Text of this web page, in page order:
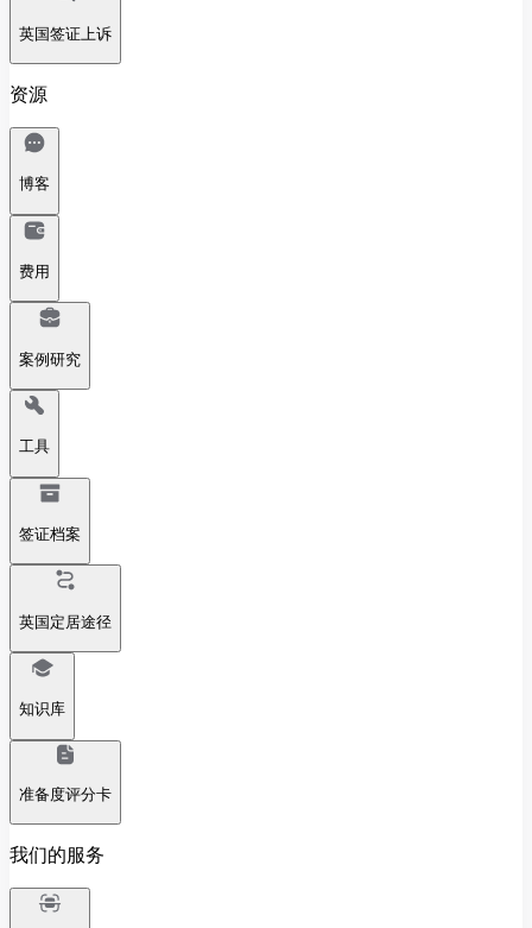
英国签证上诉
资源
博客
费用
案例研究
工具
签证档案
英国定居途径
知识库
准备度评分卡
我们的服务